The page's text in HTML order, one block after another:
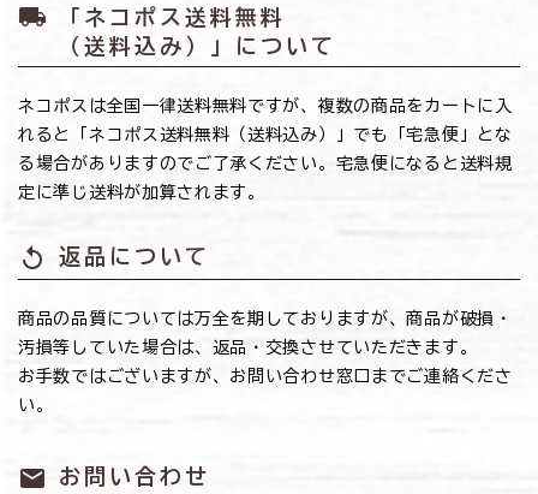
local_shipping
「ネコポス送料無料
（送料込み）」について
ネコポスは全国一律送料無料ですが、複数の商品をカートに入
れると「ネコポス送料無料（送料込み）」でも「宅急便」とな
る場合がありますのでご了承ください。宅急便になると送料規
定に準じ送料が加算されます。
replay 返品について
商品の品質については万全を期しておりますが、商品が破損・
汚損等していた場合は、返品・交換させていただきます。
お手数ではございますが、お問い合わせ窓口までご連絡くださ
い。
mail お問い合わせ